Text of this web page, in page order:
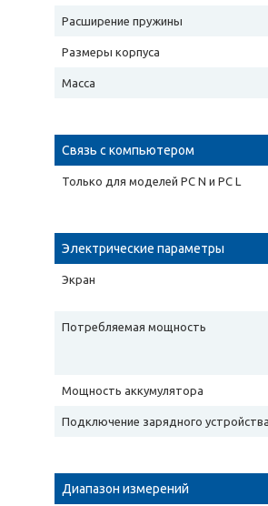
Расширение пружины
Размеры корпуса
Масса
Связь с компьютером
Только для моделей PC N и PC L
Электрические параметры
Экран
Потребляемая мощность
Мощность аккумулятора
Подключение зарядного устройства
Диапазон измерений